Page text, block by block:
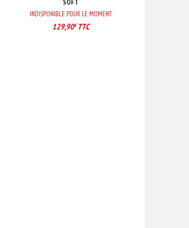
SOFT
INDISPONIBLE POUR LE MOMENT
129,90€TTC